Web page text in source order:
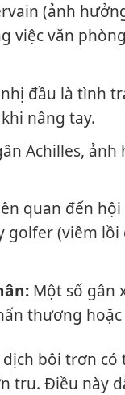
(ảnh
việc văn
đầu là tình
nâng tay.
Achilles,
quan đến hội
golfer (viêm
Một số gân
thương
bôi trơn
tru. Điều này